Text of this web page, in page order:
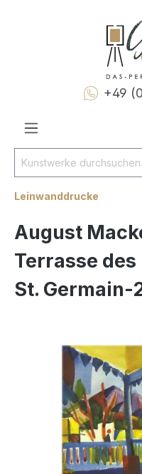
+49
Leinwanddrucke
August
Terrasse
St. Germain-